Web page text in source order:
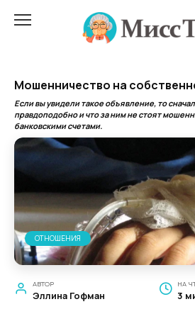
Мошенничество на
Если вы увидели такое объявление, то
правдоподобно и что за ним не стоят
банковскими счетами.
ОТНОШЕНИЯ
АВТОР
Эллина Гофман
НА
3